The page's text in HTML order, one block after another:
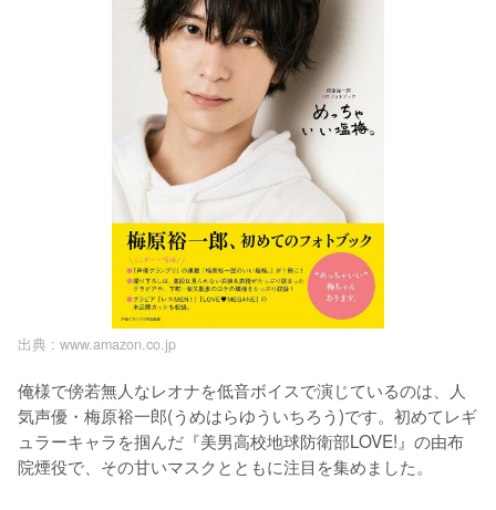
出典 : www.amazon.co.jp
俺様で傍若無人なレオナを低音ボイスで演じているのは、人
気声優・梅原裕一郎(うめはらゆういちろう)です。初めてレギ
ュラーキャラを掴んだ『美男高校地球防衛部LOVE!』の由布
院煙役で、その甘いマスクとともに注目を集めました。